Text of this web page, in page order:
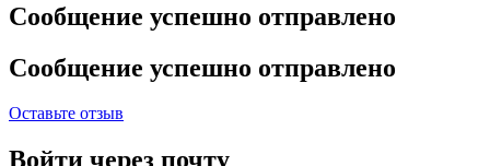
Сообщение успешно отправлено
Сообщение успешно отправлено
Оставьте отзыв
Войти через почту